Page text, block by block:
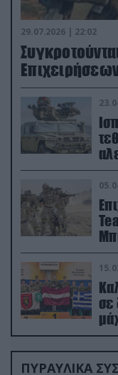
29.07.2026 | 22:02
σε
ΠΥΡΑΥΛΙΚΑ